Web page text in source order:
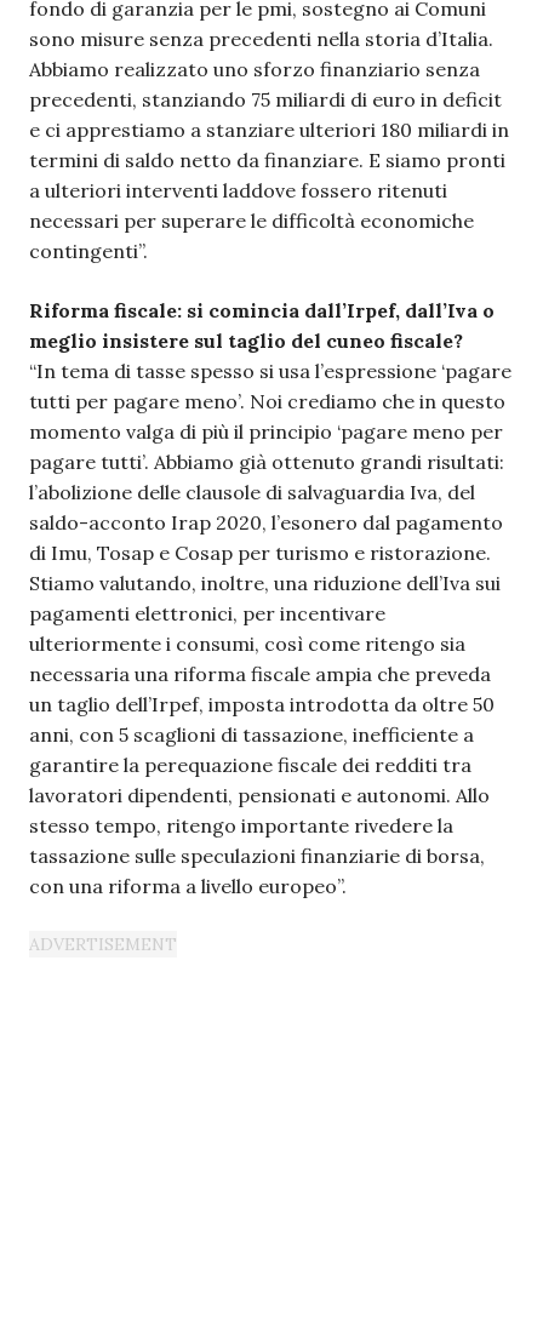
fondo di garanzia per le pmi, sostegno ai Comuni
sono misure senza precedenti nella storia d’Italia.
Abbiamo realizzato uno sforzo finanziario senza
precedenti, stanziando 75 miliardi di euro in deficit
e ci apprestiamo a stanziare ulteriori 180 miliardi in
termini di saldo netto da finanziare. E siamo pronti
a ulteriori interventi laddove fossero ritenuti
necessari per superare le difficoltà economiche
contingenti”.
Riforma fiscale: si comincia dall’Irpef, dall’Iva o
meglio insistere sul taglio del cuneo fiscale?
“In tema di tasse spesso si usa l’espressione ‘pagare
tutti per pagare meno’. Noi crediamo che in questo
momento valga di più il principio ‘pagare meno per
pagare tutti’. Abbiamo già ottenuto grandi risultati:
l’abolizione delle clausole di salvaguardia Iva, del
saldo-acconto Irap 2020, l’esonero dal pagamento
di Imu, Tosap e Cosap per turismo e ristorazione.
Stiamo valutando, inoltre, una riduzione dell’Iva sui
pagamenti elettronici, per incentivare
ulteriormente i consumi, così come ritengo sia
necessaria una riforma fiscale ampia che preveda
un taglio dell’Irpef, imposta introdotta da oltre 50
anni, con 5 scaglioni di tassazione, inefficiente a
garantire la perequazione fiscale dei redditi tra
lavoratori dipendenti, pensionati e autonomi. Allo
stesso tempo, ritengo importante rivedere la
tassazione sulle speculazioni finanziarie di borsa,
con una riforma a livello europeo”.